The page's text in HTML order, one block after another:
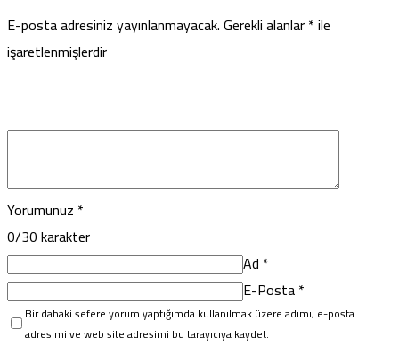
E-posta adresiniz yayınlanmayacak.Gerekli alanlar*ile
işaretlenmişlerdir
Yorumunuz *
0/30 karakter
Ad *
E-Posta*
Bir dahaki sefere yorum yaptığımda kullanılmak üzere adımı, e-posta
adresimi ve web site adresimi bu tarayıcıya kaydet.